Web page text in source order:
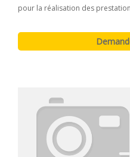
pour la réalisation des